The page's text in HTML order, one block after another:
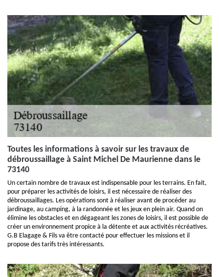
Toutes les informations à savoir sur les travaux de
débroussaillage à Saint Michel De Maurienne dans le
73140
Un certain nombre de travaux est indispensable pour les terrains. En fait,
pour préparer les activités de loisirs, il est nécessaire de réaliser des
débroussaillages. Les opérations sont à réaliser avant de procéder au
jardinage, au camping, à la randonnée et les jeux en plein air. Quand on
élimine les obstacles et en dégageant les zones de loisirs, il est possible de
créer un environnement propice à la détente et aux activités récréatives.
G.B Elagage & Fils va être contacté pour effectuer les missions et il
propose des tarifs très intéressants.